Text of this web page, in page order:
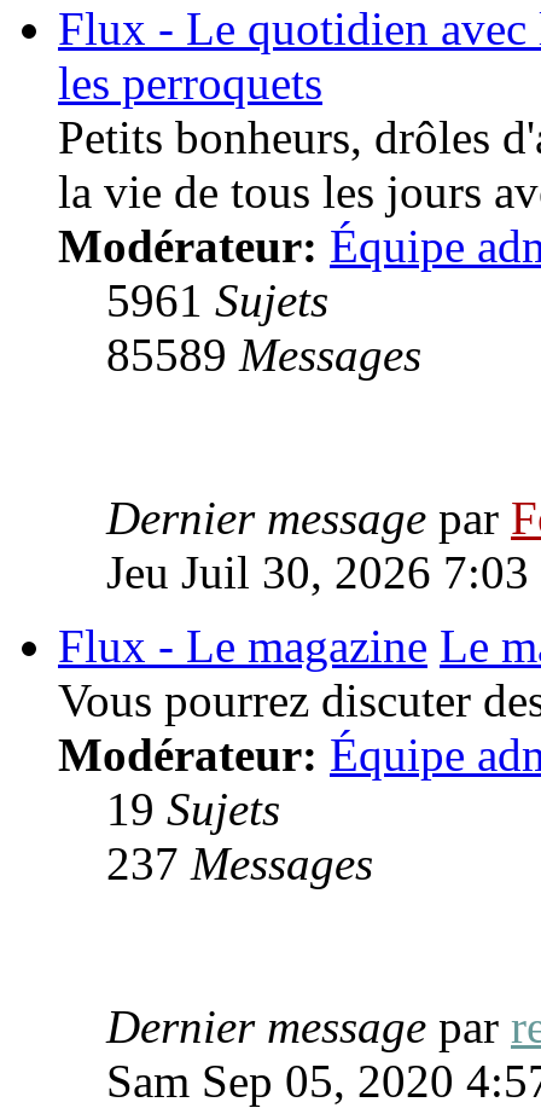
Flux - Le quotidien avec
les perroquets
Petits bonheurs, drôles
la vie de tous les jours
Modérateur: Équipe
5961 Sujets
85589 Messages
Dernier message par
Jeu Juil 30, 2026 7:03
Flux - Le magazine Le
Vous pourrez discuter
Modérateur: Équipe
19 Sujets
237 Messages
Dernier message par
Sam Sep 05, 2020